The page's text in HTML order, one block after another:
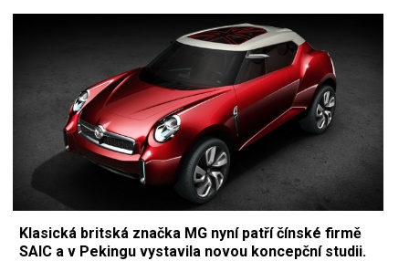
Klasická britská značka MG nyní patří čínské firmě
SAIC a v Pekingu vystavila novou koncepční studii.